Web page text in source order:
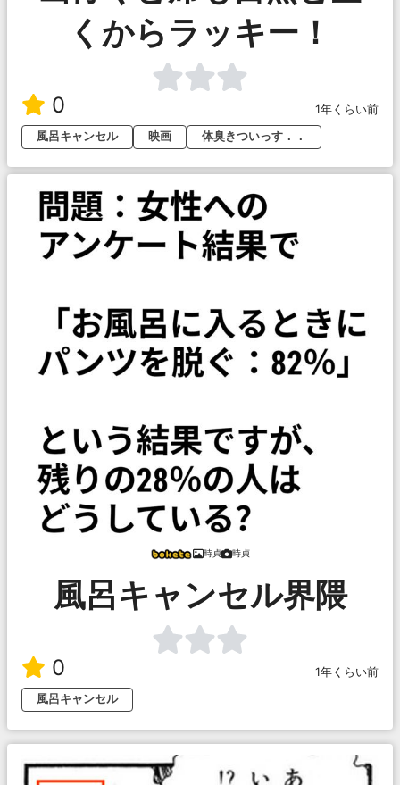
くからラッキー！
0
1年くらい前
風呂キャンセル
映画 体臭きついっす．．
時貞 時貞
風呂キャンセル界隈
0
1年くらい前
風呂キャンセル